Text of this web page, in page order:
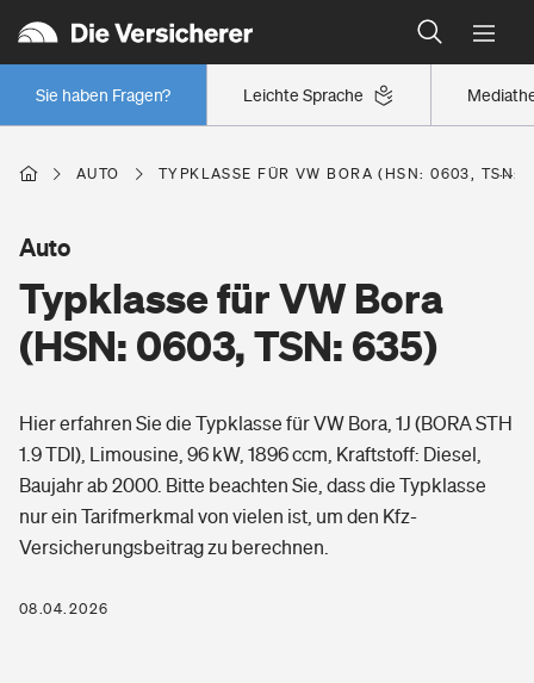
Leichte Sprache
Sie haben Fragen?
Wer versichert was: Jetzt Versicherer finden
Regionalklassen: So ist Ihre Region eingestuft
Wer versichert was: Jetzt Versicherer finden
Berufsunfähigkeitsversicherung
Erwerbsunfähigkeitsversicherung
Grundfähigkeitsversicherung
Arbeitsrechtsschutz
Berufshaftpflichtversicherung
Zur Übersicht
Wohnen
Freizeit
Pri­vate Haft­pflicht­
Gesundheit
Private Krankenversicherung
AUTO TYPKLASSE FÜR VW BORA (HSN: 0603, TSN:
Typklasse für VW Bora
(HSN: 0603, TSN: 635)
Auto
Hier erfahren Sie die Typklasse für VW Bora, 1J (BORA STH
1.9 TDI), Limousine, 96 kW, 1896 ccm, Kraftstoff: Diesel,
Baujahr ab 2000. Bitte beachten Sie, dass die Typklasse
nur ein Tarifmerkmal von vielen ist, um den Kfz-
Versicherungsbeitrag zu berechnen.
08.04.2026